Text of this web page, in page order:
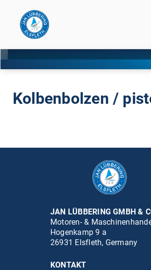
Kolbenbolzen /
JAN LÜBBERING GMBH &
Motoren- &
Hogenkamp 9 a
26931 Elsfleth, Germany
KONTAKT